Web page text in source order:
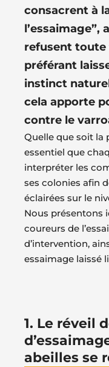
consacrent à
l’essaimage”,
refusent toute
préférant
instinct
cela apporte
contre le
Quelle que soit la
essentiel que
interpréter les
ses colonies afin
éclairées sur le
Nous présentons
coureurs de
d’intervention,
essaimage laissé
1. Le réveil
abeilles se